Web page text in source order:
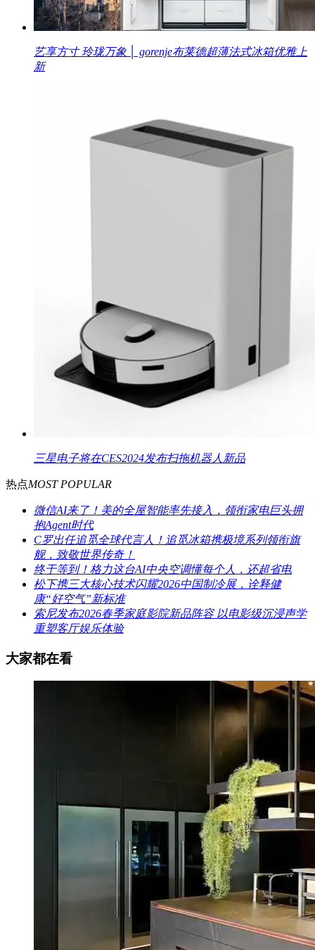
艺享方寸 玲珑万象 │ gorenje布莱德超薄法式冰箱优雅上
新
三星电子将在CES2024发布扫拖机器人新品
热点MOST POPULAR
微信AI来了！美的全屋智能率先接入，领衔家电巨头拥
抱Agent时代
C罗出任追觅全球代言人！追觅冰箱携极境系列领衔旗
舰，致敬世界传奇！
终于等到！格力这台AI中央空调懂每个人，还超省电
松下携三大核心技术闪耀2026中国制冷展，诠释健
康“好空气”新标准
索尼发布2026春季家庭影院新品阵容 以电影级沉浸声学
重塑客厅娱乐体验
大家都在看